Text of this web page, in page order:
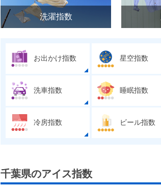
洗濯指数
お出かけ指数 星空指数
洗車指数 睡眠指数
冷房指数 ビール指数
千葉県のアイス指数